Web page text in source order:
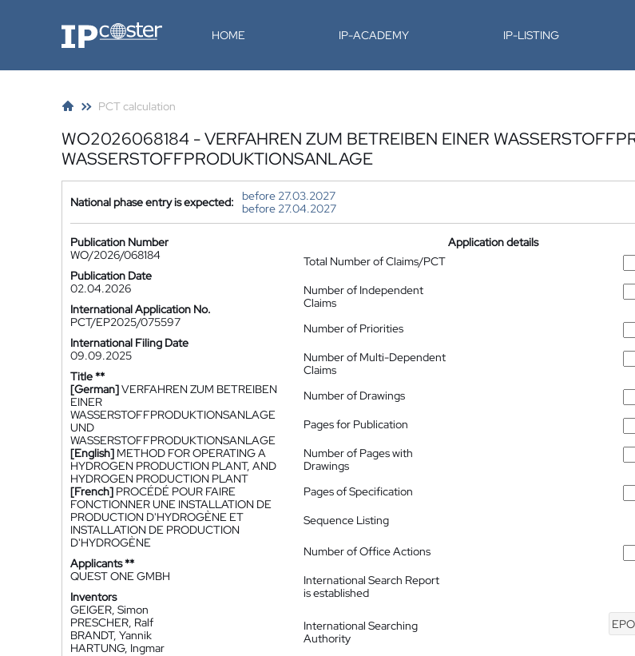
IP-Coster HOME IP-ACADEMY IP-LISTING
PCT calculation
WO2026068184 - VERFAHREN ZUM BETREIBEN EINER
WASSERSTOFFPRODUKTIONSANLAGE
National phase entry is expected:
before 27.03.2027
before 27.04.2027
Publication Number
WO/2026/068184
Publication Date
02.04.2026
International Application No.
PCT/EP2025/075597
International Filing Date
09.09.2025
Title **
[German]VERFAHREN ZUM BETREIBEN
EINER
WASSERSTOFFPRODUKTIONSANLAGE
UND
WASSERSTOFFPRODUKTIONSANLAGE
[English] METHOD FOR OPERATING A
HYDROGEN PRODUCTION PLANT, AND
HYDROGEN PRODUCTION PLANT
[French] PROCÉDÉ POUR FAIRE
FONCTIONNER UNE INSTALLATION DE
PRODUCTION D'HYDROGÈNE ET
INSTALLATION DE PRODUCTION
D'HYDROGÈNE
Applicants **
QUEST ONE GMBH
Inventors
GEIGER, Simon
PRESCHER, Ralf
BRANDT, Yannik
HARTUNG, Ingmar
Application details
Total Number of Claims/PCT
Number of Independent
Claims
Number of Priorities
Number of Multi-Dependent
Claims
Number of Drawings
Pages for Publication
Number of Pages with
Drawings
Pages of Specification
Sequence Listing
Number of Office Actions
International Search Report
is established
International Searching
Authority
EPO